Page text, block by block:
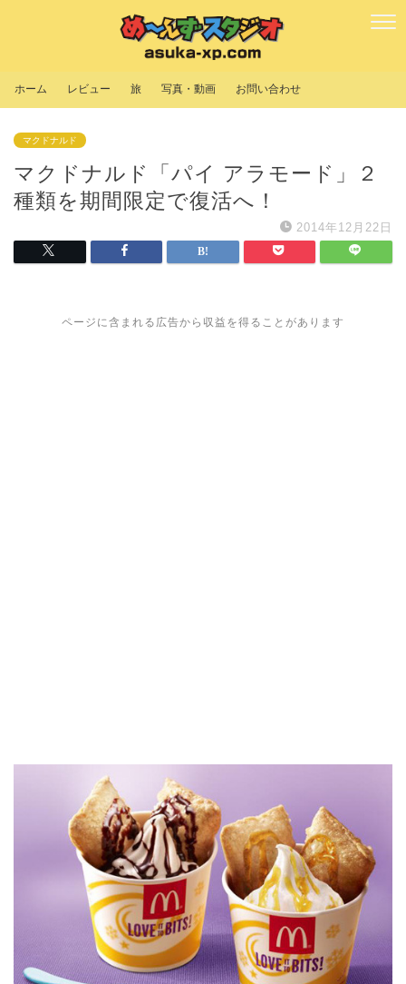
ホーム レビュー 旅 写真・動画 お問い合わせ
マクドナルド
マクドナルド「パイ アラモード」２
種類を期間限定で復活へ！
2014年12月22日
ページに含まれる広告から収益を得ることがあります